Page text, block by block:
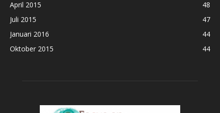
April 2015
48
Juli 2015
47
Januari 2016
44
Oktober 2015
44